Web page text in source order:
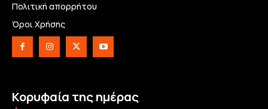
Πολιτική απορρήτου
Όροι Χρήσης
Κορυφαία της ημέρας